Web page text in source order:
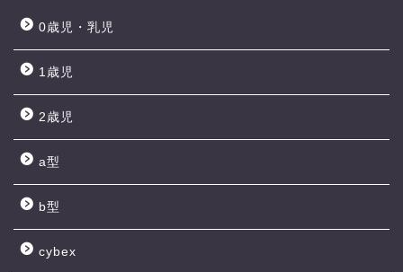
0歳児・乳児
1歳児
2歳児
a型
b型
cybex